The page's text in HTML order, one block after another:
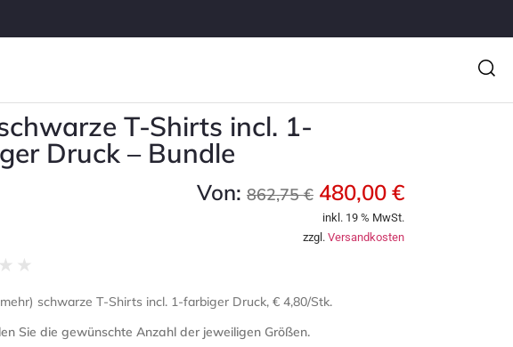
T-Shirts incl. 1-
Druck – Bundle
Von: 862,75€ 480,00 €
inkl. 19 % MwSt.
zzgl. Versandkosten
★ ★
schwarze T-Shirts incl. 1-farbiger Druck, € 4,80/Stk.
Sie die gewünschte Anzahl der jeweiligen Größen.